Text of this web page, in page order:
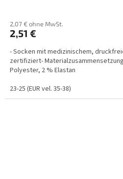
2,07 € ohne MwSt.
2,51 €
- Socken mit medizinischem,
zertifiziert-
Polyester, 2 % Elastan
23-25 (EUR vel. 35-38)